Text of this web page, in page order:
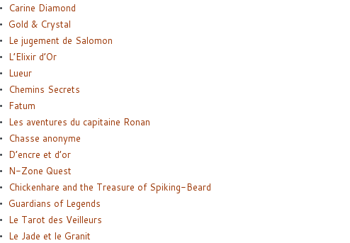
Carine Diamond
Gold & Crystal
Le jugement de Salomon
L’Elixir d’Or
Lueur
Chemins Secrets
Fatum
Les aventures du capitaine Ronan
Chasse anonyme
D’encre et d’or
N-Zone Quest
Chickenhare and the Treasure of Spiking-Beard
Guardians of Legends
Le Tarot des Veilleurs
Le Jade et le Granit